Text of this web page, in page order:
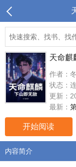
天命麒
作者：
状态：
更新：
最新：
开始阅读
内容简介